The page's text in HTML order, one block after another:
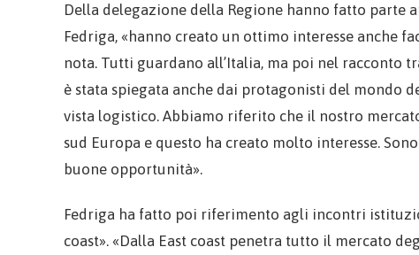
Della delegazione della Regione hanno fatto parte
Fedriga, «hanno creato un ottimo interesse anche
nota. Tutti guardano all’Italia, ma poi nel racconto
è stata spiegata anche dai protagonisti del mondo
vista logistico. Abbiamo riferito che il nostro
sud Europa e questo ha creato molto interesse.
buone opportunità».
Fedriga ha fatto poi riferimento agli incontri
coast». «Dalla East coast penetra tutto il mercato